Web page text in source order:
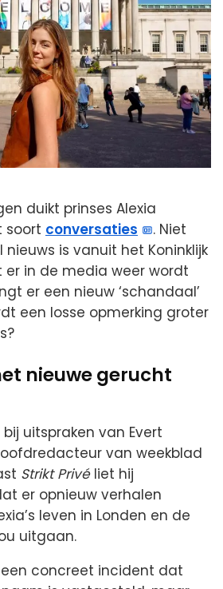
duikt prinses Alexia
soort conversaties
. Niet
is vanuit het Koninklijk
er in de media weer wordt
er een nieuw ‘schandaal’
een losse opmerking groter
nieuwe gerucht
uitspraken van Evert
van weekblad
Strikt Privéliet hij
er opnieuw verhalen
leven in Londen en de
uitgaan.
concreet incident dat